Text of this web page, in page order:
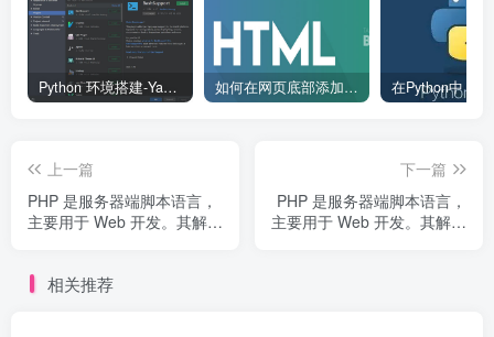
Python 环境搭建-Yave520-专业开发者社区 如何在网页底部添加版权信息？
上一篇
PHP 是服务器端脚本语言，
主要用于 Web 开发。其解释
PHP 代码，生成动态内容返
下一篇
PHP 是服务器端脚本语言，
主要用于 Web 开发。其解释
相关推荐